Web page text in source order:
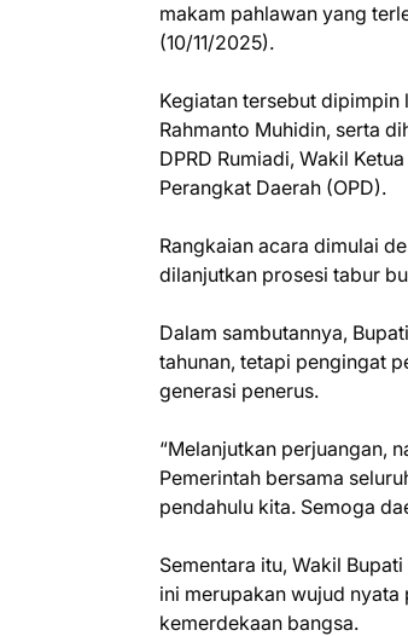
makam pahlawan yang
(10/11/2025).
Kegiatan tersebut dipimpin
Rahmanto Muhidin, serta
DPRD Rumiadi, Wakil
Perangkat Daerah (OPD).
Rangkaian acara dimulai
dilanjutkan prosesi tabur
Dalam sambutannya,
tahunan, tetapi pengingat
generasi penerus.
“Melanjutkan perjuangan,
Pemerintah bersama
pendahulu kita. Semoga
Sementara itu, Wakil
ini merupakan wujud
kemerdekaan bangsa.